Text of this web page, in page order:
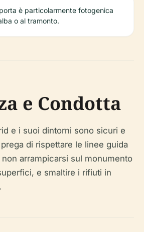
è particolarmente fotogenica
o al tramonto.
e Condotta
e i suoi dintorni sono sicuri e
di rispettare le linee guida
arrampicarsi sul monumento
e smaltire i rifiuti in